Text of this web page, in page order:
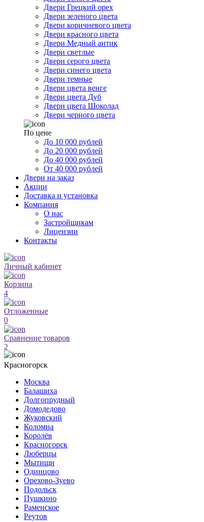
Двери Грецкий орех
Двери зеленого цвета
Двери коричневого цвета
Двери красного цвета
Двери Медный антик
Двери светлые
Двери серого цвета
Двери синего цвета
Двери темные
Двери цвета венге
Двери цвета Дуб
Двери цвета Шоколад
Двери черного цвета
По цене
До 10 000 рублей
До 20 000 рублей
До 40 000 рублей
От 40 000 рублей
Двери на заказ
Акции
Доставка и установка
Компания
О нас
Застройщикам
Лицензии
Контакты
Личный кабинет
Корзина
4
Отложенные
0
Сравнение товаров
2
Красногорск
Москва
Балашиха
Долгопрудный
Домодедово
Жуковский
Коломна
Королёв
Красногорск
Люберцы
Мытищи
Одинцово
Орехово-Зуево
Подольск
Пушкино
Раменское
Реутов